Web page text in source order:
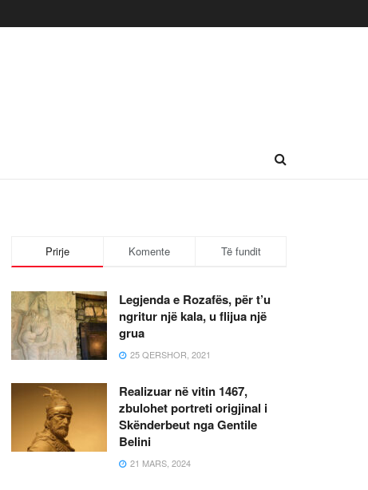
Prirje Komente Të fundit
Legjenda e Rozafës, për t’u
ngritur një kala, u flijua një
grua
25 QERSHOR, 2021
Realizuar në vitin 1467,
zbulohet portreti origjinal i
Skënderbeut nga Gentile
Belini
21 MARS, 2024